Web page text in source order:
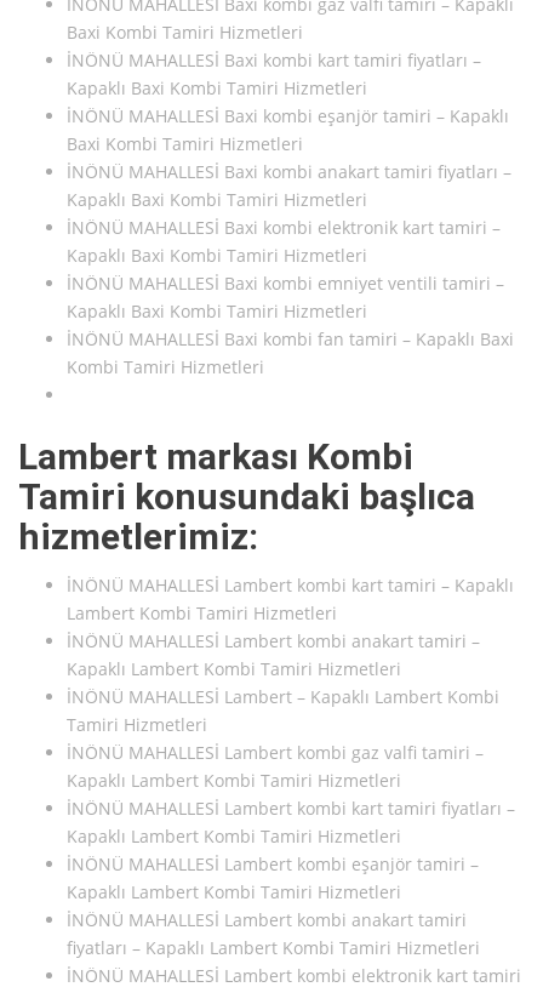
Baxi Kombi Tamiri Hizmetleri
İNÖNÜ MAHALLESİ Baxi kombi kart tamiri fiyatları –
Kapaklı Baxi Kombi Tamiri Hizmetleri
İNÖNÜ MAHALLESİ Baxi kombi eşanjör tamiri – Kapaklı
Baxi Kombi Tamiri Hizmetleri
İNÖNÜ MAHALLESİ Baxi kombi anakart tamiri fiyatları –
Kapaklı Baxi Kombi Tamiri Hizmetleri
İNÖNÜ MAHALLESİ Baxi kombi elektronik kart tamiri –
Kapaklı Baxi Kombi Tamiri Hizmetleri
İNÖNÜ MAHALLESİ Baxi kombi emniyet ventili tamiri –
Kapaklı Baxi Kombi Tamiri Hizmetleri
İNÖNÜ MAHALLESİ Baxi kombi fan tamiri – Kapaklı Baxi
Kombi Tamiri Hizmetleri
Lambert markası Kombi
Tamiri konusundaki başlıca
hizmetlerimiz:
İNÖNÜ MAHALLESİ Lambert kombi kart tamiri – Kapaklı
Lambert Kombi Tamiri Hizmetleri
İNÖNÜ MAHALLESİ Lambert kombi anakart tamiri –
Kapaklı Lambert Kombi Tamiri Hizmetleri
İNÖNÜ MAHALLESİ Lambert – Kapaklı Lambert Kombi
Tamiri Hizmetleri
İNÖNÜ MAHALLESİ Lambert kombi gaz valfi tamiri –
Kapaklı Lambert Kombi Tamiri Hizmetleri
İNÖNÜ MAHALLESİ Lambert kombi kart tamiri fiyatları –
Kapaklı Lambert Kombi Tamiri Hizmetleri
İNÖNÜ MAHALLESİ Lambert kombi eşanjör tamiri –
Kapaklı Lambert Kombi Tamiri Hizmetleri
İNÖNÜ MAHALLESİ Lambert kombi anakart tamiri
fiyatları – Kapaklı Lambert Kombi Tamiri Hizmetleri
İNÖNÜ MAHALLESİ Lambert kombi elektronik kart tamiri